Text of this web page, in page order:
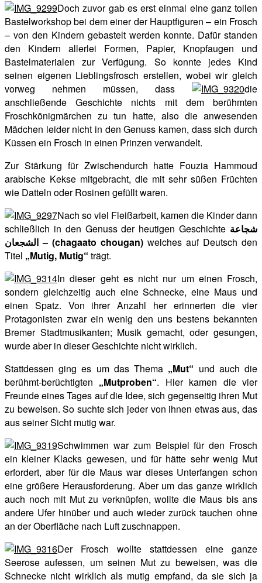
Doch zuvor gab es erst einmal eine ganz tollen
Bastelworkshop bei dem einer der Hauptfiguren – ein Frosch
– von den Kindern gebastelt werden konnte. Dafür standen
den Kindern allerlei Formen, Papier, Knopfaugen und
Bastelmaterialen zur Verfügung. So konnte jedes Kind
seinen eigenen Lieblingsfrosch erstellen, wobei wir gleich
vorweg nehmen müssen, dass
die
anschließende Geschichte nichts mit dem berühmten
Froschkönigmärchen zu tun hatte, also die anwesenden
Mädchen leider nicht in den Genuss kamen, dass sich durch
Küssen ein Frosch in einen Prinzen verwandelt.
Zur Stärkung für Zwischendurch hatte Fouzia Hammoud
arabische Kekse mitgebracht, die mit sehr süßen Früchten
wie Datteln oder Rosinen gefüllt waren.
Nach so viel Fleißarbeit, kamen die Kinder dann
schließlich in den Genuss der heutigen Geschichte شجاعة
الشجعان – (chagaato chougan) welches auf Deutsch den
Titel „Mutig, Mutig“ trägt.
In dieser geht es nicht nur um einen Frosch,
sondern gleichzeitig auch eine Schnecke, eine Maus und
einen Spatz. Von ihrer Anzahl her erinnerten die vier
Protagonisten zwar ein wenig den uns bestens bekannten
Bremer Stadtmusikanten; Musik gemacht, oder gesungen,
wurde aber in dieser Geschichte nicht wirklich.
Stattdessen ging es um das Thema „Mut“ und auch die
berühmt-berüchtigten „Mutproben“. Hier kamen die vier
Freunde eines Tages auf die Idee, sich gegenseitig ihren Mut
zu beweisen. So suchte sich jeder von ihnen etwas aus, das
aus seiner Sicht mutig war.
Schwimmen war zum Beispiel für den Frosch
ein kleiner Klacks gewesen, und für hätte sehr wenig Mut
erfordert, aber für die Maus war dieses Unterfangen schon
eine größere Herausforderung. Aber um das ganze wirklich
auch noch mit Mut zu verknüpfen, wollte die Maus bis ans
andere Ufer hinüber und auch wieder zurück tauchen ohne
an der Oberfläche nach Luft zuschnappen.
Der Frosch wollte stattdessen eine ganze
Seerose aufessen, um seinen Mut zu beweisen, was die
Schnecke nicht wirklich als mutig empfand, da sie sich ja